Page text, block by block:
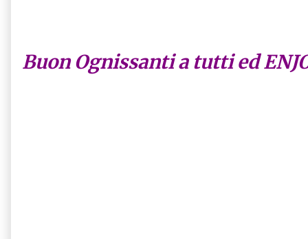
Buon Ognissanti a tutti ed